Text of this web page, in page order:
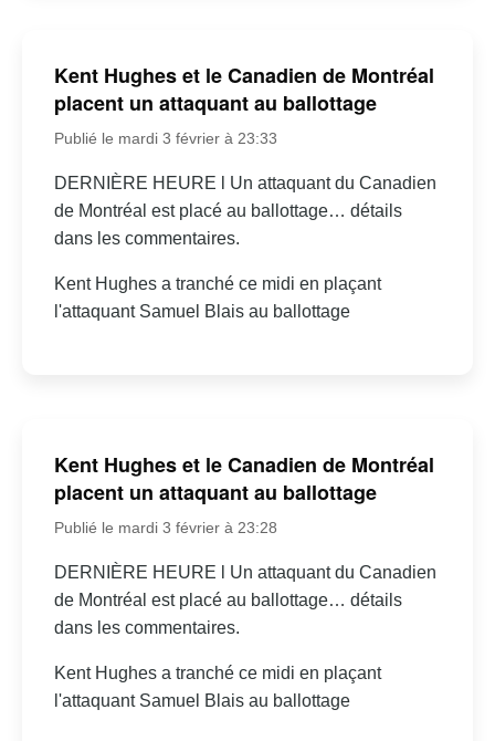
Kent Hughes et le Canadien de Montréal
placent un attaquant au ballottage
Publié le mardi 3 février à 23:33
DERNIÈRE HEURE l Un attaquant du Canadien
de Montréal est placé au ballottage… détails
dans les commentaires.
Kent Hughes a tranché ce midi en plaçant
l'attaquant Samuel Blais au ballottage
Kent Hughes et le Canadien de Montréal
placent un attaquant au ballottage
Publié le mardi 3 février à 23:28
DERNIÈRE HEURE l Un attaquant du Canadien
de Montréal est placé au ballottage… détails
dans les commentaires.
Kent Hughes a tranché ce midi en plaçant
l'attaquant Samuel Blais au ballottage